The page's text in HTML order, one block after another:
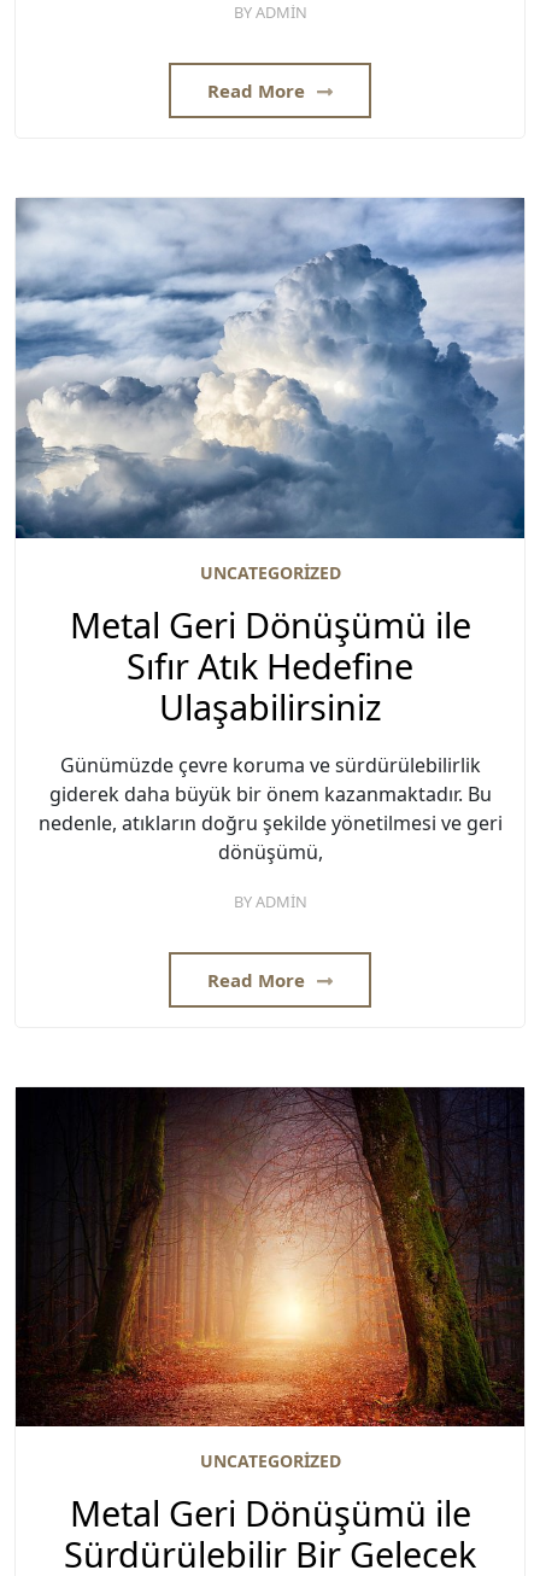
BYADMIN
Read More
UNCATEGORIZED
Metal Geri Dönüşümü ile
Sıfır Atık Hedefine
Ulaşabilirsiniz
Günümüzde çevre koruma ve sürdürülebilirlik
giderek daha büyük bir önem kazanmaktadır. Bu
nedenle, atıkların doğru şekilde yönetilmesi ve geri
dönüşümü,
BYADMIN
Read More
UNCATEGORIZED
Metal Geri Dönüşümü ile
Sürdürülebilir Bir Gelecek